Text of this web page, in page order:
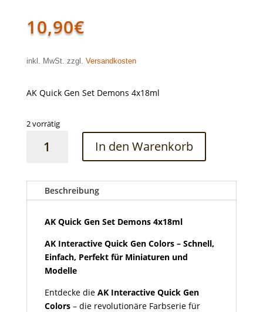
10,90€
inkl. MwSt. zzgl. Versandkosten
AK Quick Gen Set Demons 4x18ml
2 vorrätig
Quick
Demons
4x18ml
Menge
In den Warenkorb
Beschreibung
AK Quick Gen Set Demons 4x18ml
AK Interactive Quick Gen Colors – Schnell,
Einfach, Perfekt für Miniaturen und
Modelle
Entdecke die AK Interactive Quick Gen
Colors– die revolutionäre Farbserie für